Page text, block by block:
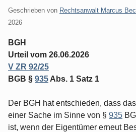
Geschrieben von Rechtsanwalt Marcus
2026
BGH
Urteil vom 26.06.2026
V ZR 92/25
BGB § 935 Abs. 1 Satz 1
Der BGH hat entschieden, dass
einer Sache im Sinne von § 935
ist, wenn der Eigentümer erneut